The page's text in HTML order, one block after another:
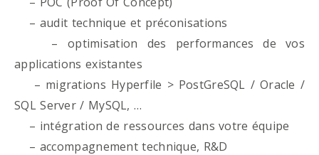
– audit technique et préconisations
– optimisation des performances de vos
applications existantes
– migrations Hyperfile > PostGreSQL / Oracle /
SQL Server / MySQL, …
– intégration de ressources dans votre équipe
– accompagnement technique, R&D